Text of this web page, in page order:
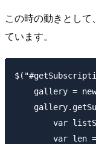
この時の動きとし
ています。
gallery =
var
var len